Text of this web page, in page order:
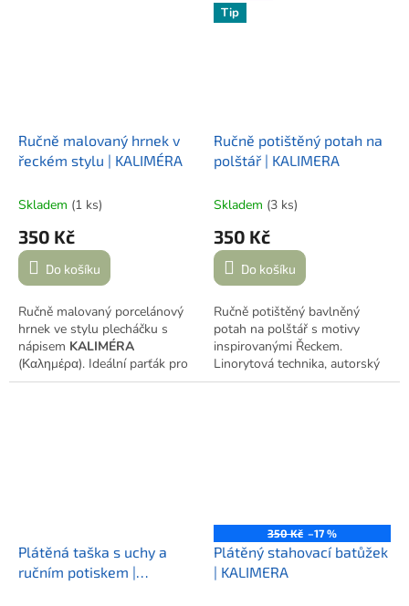
Ručně malovaný hrnek v
řeckém stylu | KALIMÉRA
Skladem (1 ks)
350 Kč
Do košíku
Ručně malovaný porcelánový
hrnek ve stylu plecháčku s
nápisem KALIMÉRA
(Καλημέρα). Ideální parťák pro
ranní kávu, která Tě na chvíli
Tip
Ručně potištěný potah na
polštář | KALIMERA
Skladem (3 ks)
350 Kč
Do košíku
Ručně potištěný bavlněný
potah na polštář s motivy
inspirovanými Řeckem.
Linorytová technika, autorský
design, zapínání na zip. Rozměr
Plátěná taška s uchy a
ručním potiskem |
350 Kč –17 %
Plátěný stahovací batůžek
| KALIMERA